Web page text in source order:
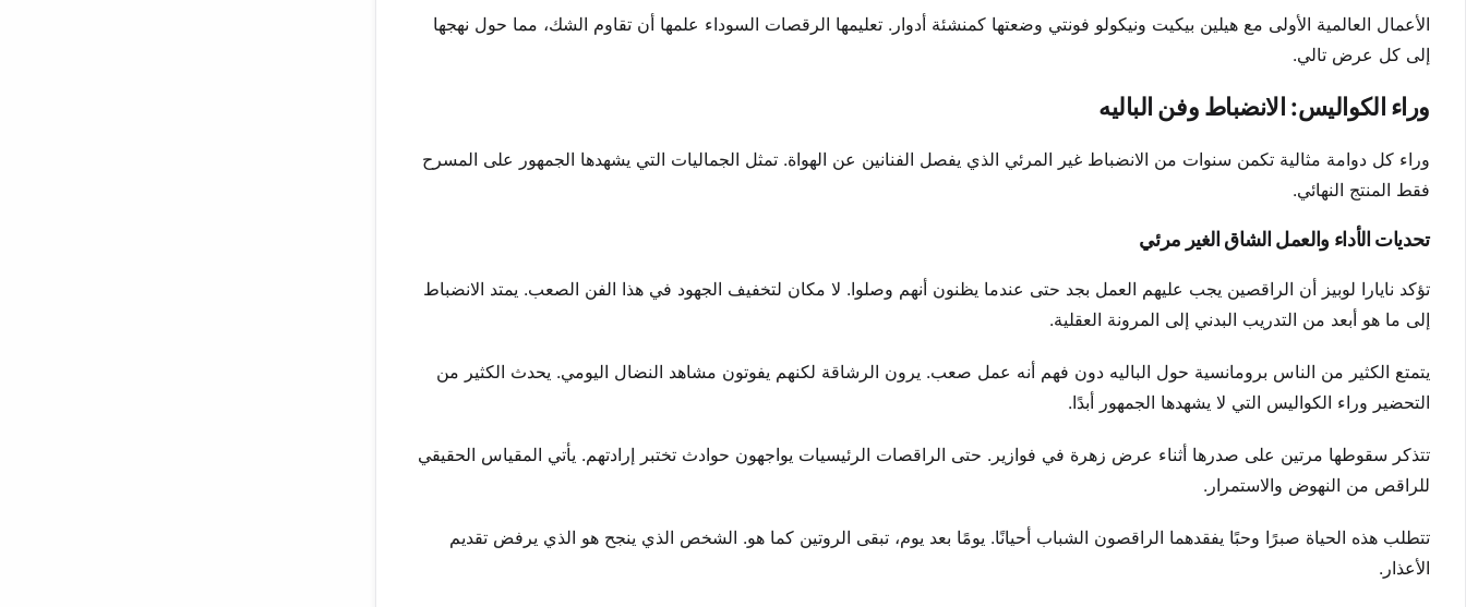
الأعمال العالمية الأولى مع هيلين بيكيت ونيكولو فونتي وضعتها كمنشئة أدوار. تعليمها الرقصات السوداء علمها أن تقاوم الشك، مما حول نهجها
إلى كل عرض تالي.
وراء الكواليس: الانضباط وفن الباليه
وراء كل دوامة مثالية تكمن سنوات من الانضباط غير المرئي الذي يفصل الفنانين عن الهواة. تمثل الجماليات التي يشهدها الجمهور على المسرح
فقط المنتج النهائي.
تحديات الأداء والعمل الشاق الغير مرئي
تؤكد نايارا لوبيز أن الراقصين يجب عليهم العمل بجد حتى عندما يظنون أنهم وصلوا. لا مكان لتخفيف الجهود في هذا الفن الصعب. يمتد الانضباط
إلى ما هو أبعد من التدريب البدني إلى المرونة العقلية.
يتمتع الكثير من الناس برومانسية حول الباليه دون فهم أنه عمل صعب. يرون الرشاقة لكنهم يفوتون مشاهد النضال اليومي. يحدث الكثير من
التحضير وراء الكواليس التي لا يشهدها الجمهور أبدًا.
تتذكر سقوطها مرتين على صدرها أثناء عرض زهرة في فوازير. حتى الراقصات الرئيسيات يواجهون حوادث تختبر إرادتهم. يأتي المقياس الحقيقي
للراقص من النهوض والاستمرار.
تتطلب هذه الحياة صبرًا وحبًا يفقدهما الراقصون الشباب أحيانًا. يومًا بعد يوم، تبقى الروتين كما هو. الشخص الذي ينجح هو الذي يرفض تقديم
الأعذار.